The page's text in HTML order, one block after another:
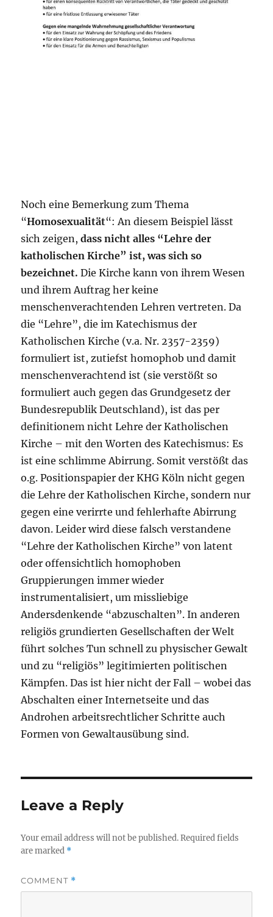
Noch eine Bemerkung zum Thema
“Homosexualität“: An diesem Beispiel lässt
sich zeigen,dass nicht alles “Lehre der
katholischen Kirche” ist, was sich so
bezeichnet. Die Kirche kann von ihrem Wesen
und ihrem Auftrag her keine
menschenverachtenden Lehren vertreten. Da
die “Lehre”, die im Katechismus der
Katholischen Kirche (v.a. Nr. 2357-2359)
formuliert ist, zutiefst homophob und damit
menschenverachtend ist (sie verstößt so
formuliert auch gegen das Grundgesetz der
Bundesrepublik Deutschland), ist das per
definitionem nicht Lehre der Katholischen
Kirche – mit den Worten des Katechismus: Es
ist eine schlimme Abirrung. Somit verstößt das
o.g. Positionspapier der KHG Köln nicht gegen
die Lehre der Katholischen Kirche, sondern nur
gegen eine verirrte und fehlerhafte Abirrung
davon. Leider wird diese falsch verstandene
“Lehre der Katholischen Kirche” von latent
oder offensichtlich homophoben
Gruppierungen immer wieder
instrumentalisiert, um missliebige
Andersdenkende “abzuschalten”. In anderen
religiös grundierten Gesellschaften der Welt
führt solches Tun schnell zu physischer Gewalt
und zu “religiös” legitimierten politischen
Kämpfen. Das ist hier nicht der Fall – wobei das
Abschalten einer Internetseite und das
Androhen arbeitsrechtlicher Schritte auch
Formen von Gewaltausübung sind.
Leave a Reply
Your email address will not be published. Required fields
are marked *
COMMENT *